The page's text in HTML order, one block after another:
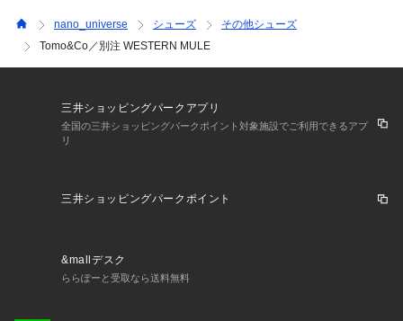
・ジャストフィットのデニムパンツに合わせるのが◎
・ワントーンでそろえる統一感のあるスタイリングもおすすめ
6704233043 別注 LEATHER MULE
■メーカー品番:TM-NANO-0002
デザイナー・小野崎朋孝によるブランド。 自身が23歳の時に
営。アーティーズ立ち上げ10年を迎え、11年目に突入するの
を境に、アーティーズからトモアンドシーオーに改名。 アイ
nano_universe シューズ
その他シューズ
Tomo&Co／別注 WESTERN MULE
三井ショッピングパークアプリ
全国の三井ショッピングパークポイント対象施設でご利用できるアプ
リ
三井ショッピングパークポイント
&mallデスク
ららぽーと受取なら送料無料